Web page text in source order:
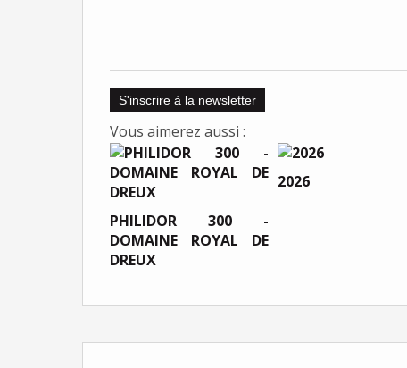
S'inscrire à la newsletter
Vous aimerez aussi :
PHILIDOR 300 -
DOMAINE ROYAL DE
DREUX
2026